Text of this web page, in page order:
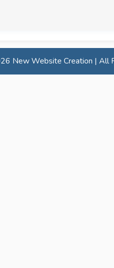
New Website Creation | All